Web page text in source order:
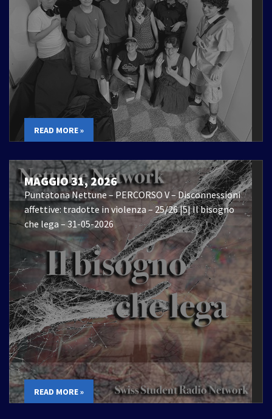
READ MORE »
MAGGIO 31, 2026
Puntatona Nettune – PERCORSO V – Disconnessioni
affettive: tradotte in violenza – 25/26 |5| Il bisogno
che lega – 31-05-2026
READ MORE »